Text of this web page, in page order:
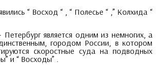
“ Восход “ , “ Полесье “ ,” Колхида “
Петербург является одним из немногих, а
городом России, в котором
скоростные суда на подводных
и “ Восходы” .